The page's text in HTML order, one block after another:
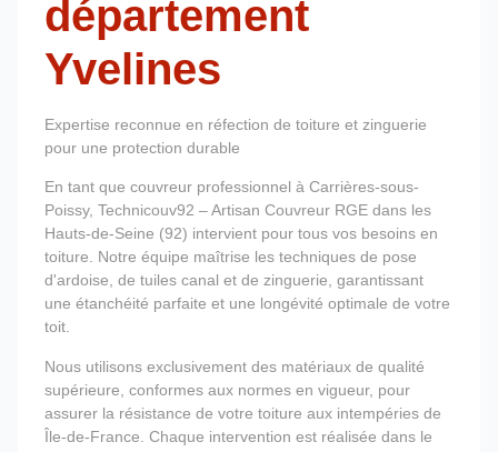
département
Yvelines
Expertise reconnue en réfection de toiture et zinguerie
pour une protection durable
En tant que couvreur professionnel à Carrières-sous-
Poissy, Technicouv92 – Artisan Couvreur RGE dans les
Hauts-de-Seine (92) intervient pour tous vos besoins en
toiture. Notre équipe maîtrise les techniques de pose
d'ardoise, de tuiles canal et de zinguerie, garantissant
une étanchéité parfaite et une longévité optimale de votre
toit.
Nous utilisons exclusivement des matériaux de qualité
supérieure, conformes aux normes en vigueur, pour
assurer la résistance de votre toiture aux intempéries de
Île-de-France. Chaque intervention est réalisée dans le